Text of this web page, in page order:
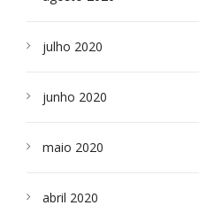
julho 2020
junho 2020
maio 2020
abril 2020